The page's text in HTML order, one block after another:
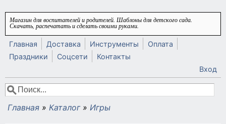
Перейти к основному содержанию
Магазин для воспитателей и родителей. Шаблоны для детского сада.
Скачать, распечатать и сделать своими руками.
Главная Доставка Инструменты
Оплата
Праздники
Соцсети
Контакты
Вход
Форма поиска
Поиск
Вы здесь
Главная » Каталог » Игры